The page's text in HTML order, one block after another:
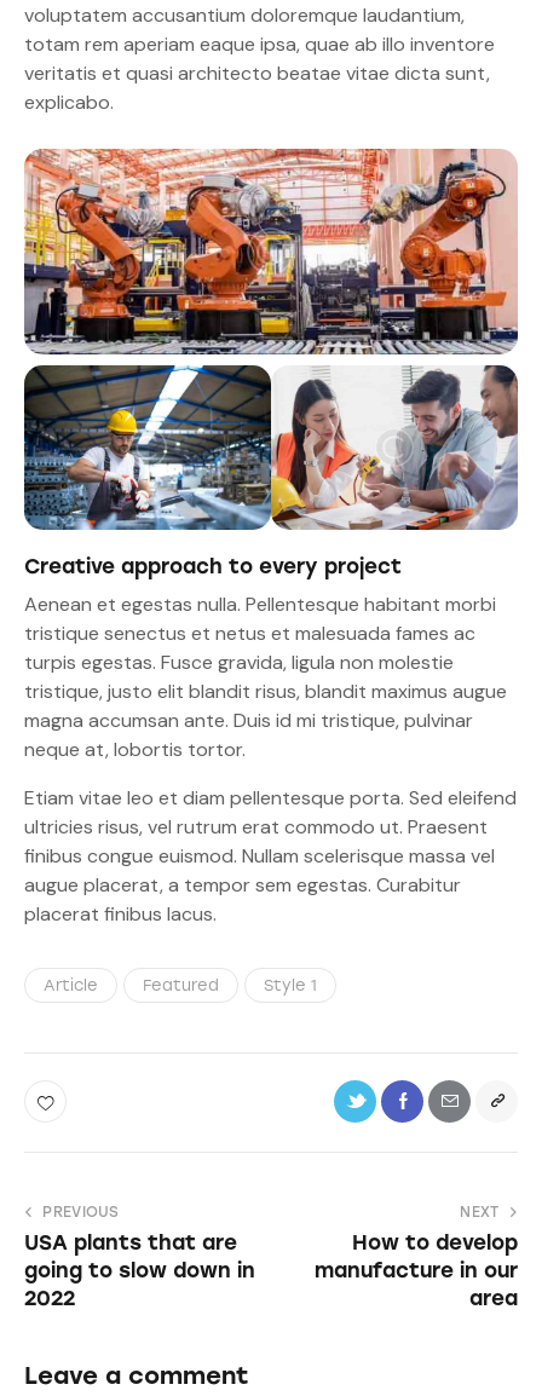
voluptatem accusantium doloremque laudantium,
totam rem aperiam eaque ipsa, quae ab illo inventore
veritatis et quasi architecto beatae vitae dicta sunt,
explicabo.
Creative approach to every project
Aenean et egestas nulla. Pellentesque habitant morbi
tristique senectus et netus et malesuada fames ac
turpis egestas. Fusce gravida, ligula non molestie
tristique, justo elit blandit risus, blandit maximus augue
magna accumsan ante. Duis id mi tristique, pulvinar
neque at, lobortis tortor.
Etiam vitae leo et diam pellentesque porta. Sed eleifend
ultricies risus, vel rutrum erat commodo ut. Praesent
finibus congue euismod. Nullam scelerisque massa vel
augue placerat, a tempor sem egestas. Curabitur
placerat finibus lacus.
Article Featured Style 1
PREVIOUS
USA plants that are
going to slow down in
2022
NEXT
How to develop
manufacture in our
area
Leave a comment